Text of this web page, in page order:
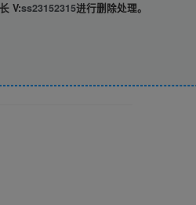
V:ss23152315进行删除处理。